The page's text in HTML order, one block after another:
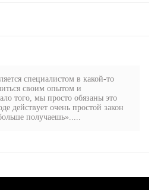
специалистом в какой-то
своим опытом и
того, мы просто обязаны это
действует очень простой закон
получаешь».....